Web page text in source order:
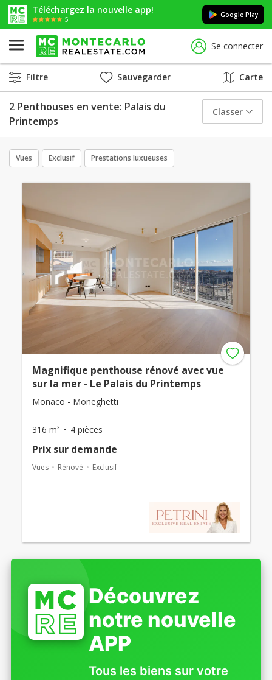
Téléchargez la nouvelle app!
5
Google Play
Se connecter
Filtre Sauvegarder Carte
2 Penthouses en vente: Palais du
Printemps
Classer
Vues Exclusif Prestations luxueuses
Magnifique penthouse rénové avec vue
sur la mer - Le Palais du Printemps
Monaco - Moneghetti
316 m² 4 pièces
Prix ​​sur demande
Vues Rénové Exclusif
Découvrez
notre nouvelle
APP
Tous les biens sur votre